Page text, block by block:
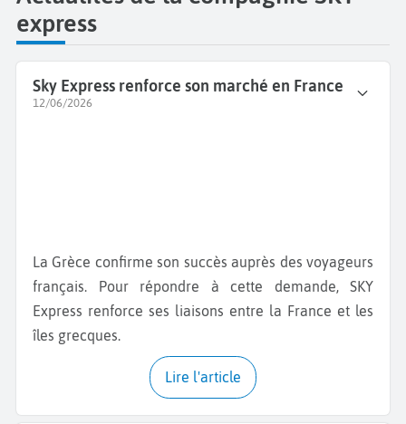
express
Sky Express renforce son marché en France
12/06/2026
La Grèce confirme son succès auprès des voyageurs
français. Pour répondre à cette demande, SKY
Express renforce ses liaisons entre la France et les
îles grecques.
Lire l'article